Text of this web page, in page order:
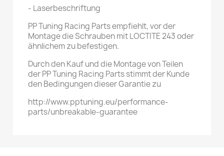
- Laserbeschriftung
PP Tuning Racing Parts empfiehlt, vor der
Montage die Schrauben mit LOCTITE 243 oder
ähnlichem zu befestigen.
Durch den Kauf und die Montage von Teilen
der PP Tuning Racing Parts stimmt der Kunde
den Bedingungen dieser Garantie zu
http://www.pptuning.eu/performance-
parts/unbreakable-guarantee